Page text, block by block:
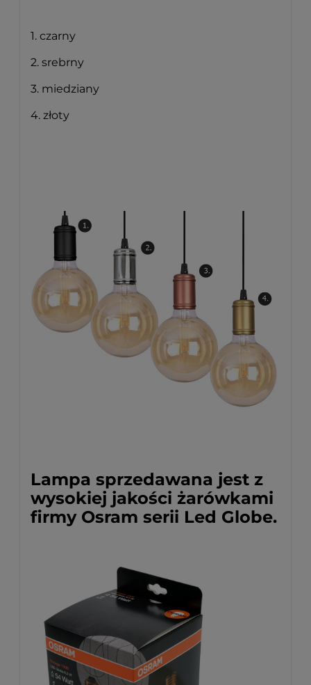
1. czarny
2. srebrny
3. miedziany
4. złoty
Lampa sprzedawana jest z
wysokiej jakości żarówkami
firmy Osram serii Led Globe.